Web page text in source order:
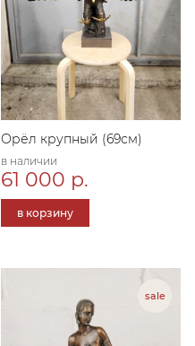
Орёл крупный (69см)
в наличии
61 000 р.
в корзину